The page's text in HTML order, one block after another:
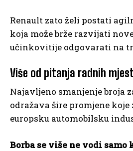
Renault zato želi postati
koja može brže razvijati
učinkovitije odgovarati na
Više od pitanja radnih
Najavljeno smanjenje broja
odražava šire promjene koje
europsku automobilsku
Borba se više ne vodi